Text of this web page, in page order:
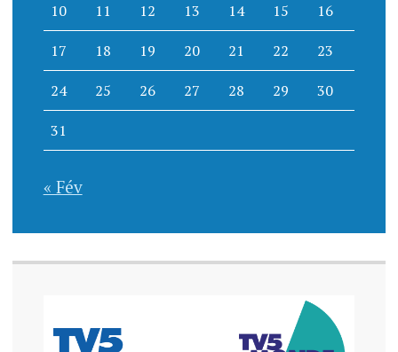
10 11 12 13 14 15 16
17 18 19 20 21 22 23
24 25 26 27 28 29 30
31
« Fév